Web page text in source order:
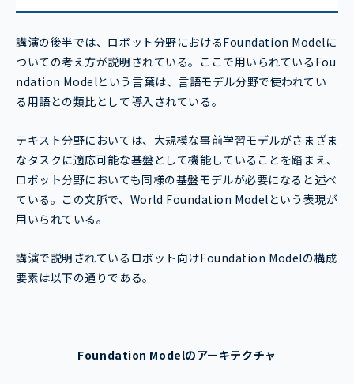
講演の後半では、ロボット分野におけるFoundation Modelに
ついての考え方が説明されている。ここで用いられているFou
ndation Modelという言葉は、言語モデル分野で使われてい
る用語との類比として導入されている。
テキスト分野においては、大規模な事前学習モデルがさまざま
なタスクに適応可能な基盤として機能していることを踏まえ、
ロボット分野においても同様の基盤モデルが必要になると述べ
ている。この文脈で、World Foundation Modelという表現が
用いられている。
講演で説明されているロボット向けFoundation Modelの構成
要素は以下の通りである。
Foundation Modelのアーキテクチャ